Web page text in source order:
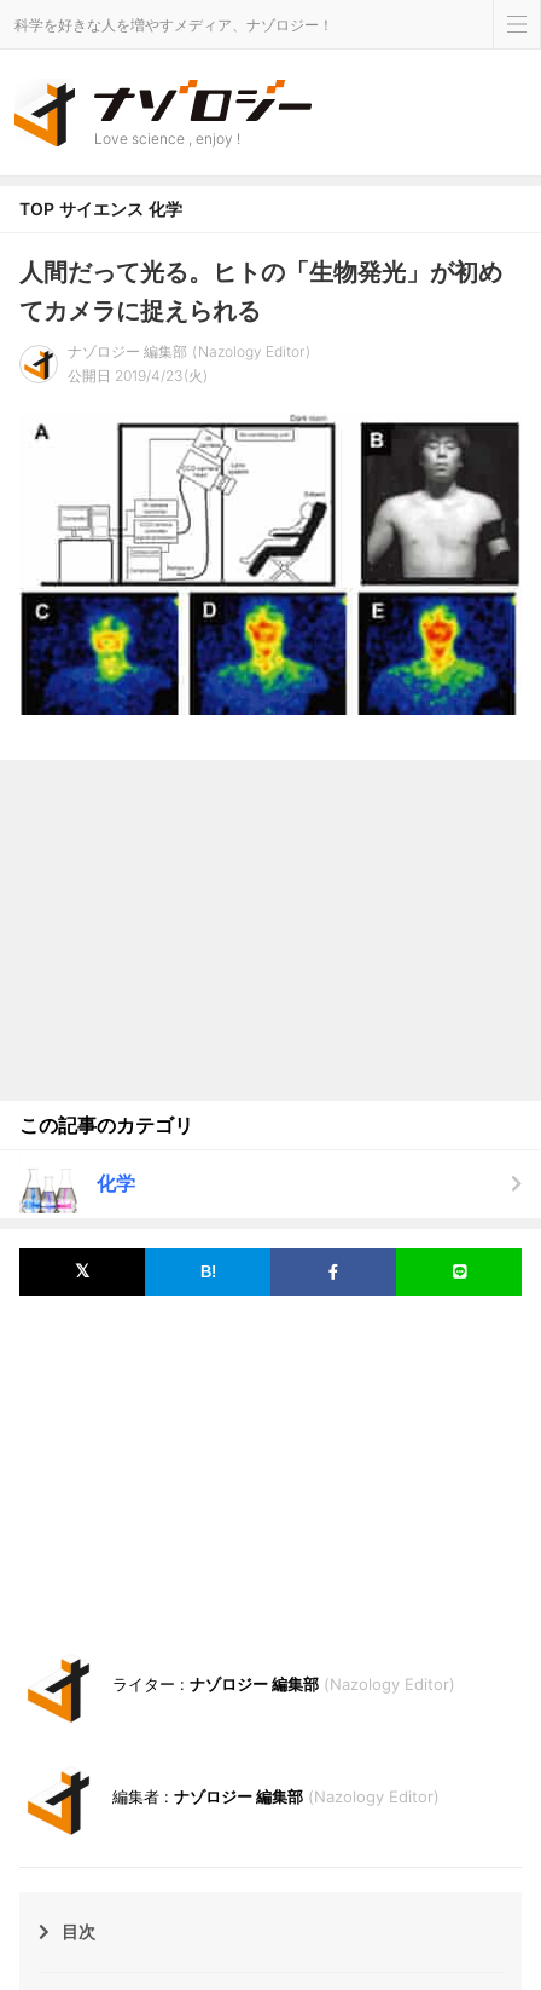
科学を好きな人を増やすメディア、ナゾロジー！
Love science , enjoy !
TOP サイエンス 化学
人間だって光る。ヒトの「生物発光」が初め
てカメラに捉えられる
ナゾロジー 編集部
Nazology Editor
公開日 2019/4/23(火)
この記事のカテゴリ
化学
ナゾロジー 編集部 Nazology Editor
ナゾロジー 編集部 Nazology Editor
目次